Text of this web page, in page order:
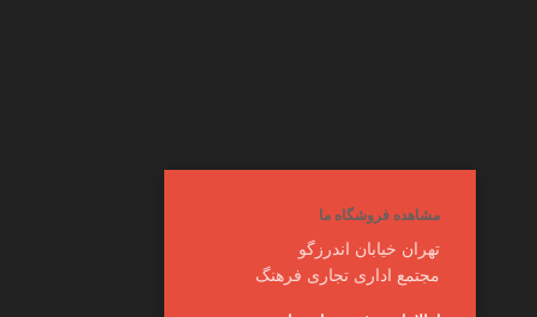
مشاهده فروشگاه ما
تهران خیابان اندرزگو
مجتمع اداری تجاری فرهنگ